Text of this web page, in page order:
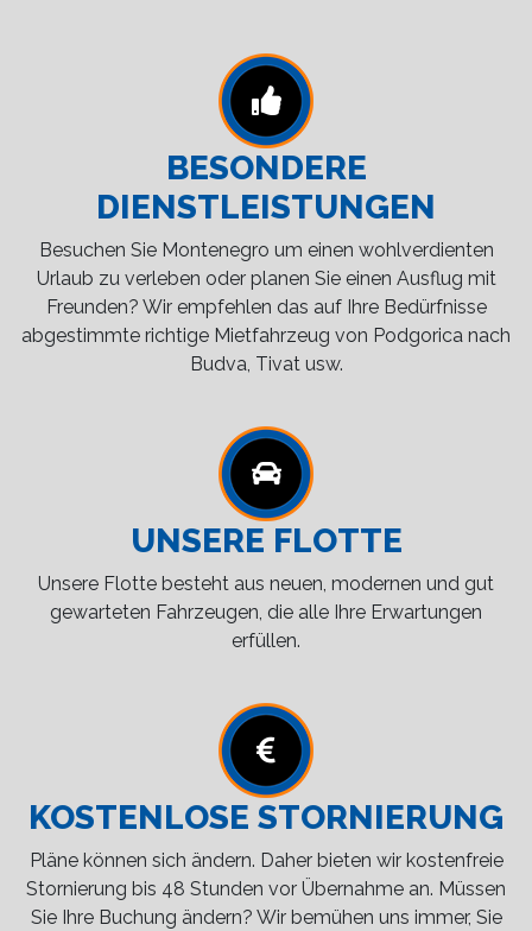
BESONDERE
DIENSTLEISTUNGEN
Besuchen Sie Montenegro um einen wohlverdienten
Urlaub zu verleben oder planen Sie einen Ausflug mit
Freunden? Wir empfehlen das auf Ihre Bedürfnisse
abgestimmte richtige Mietfahrzeug von Podgorica nach
Budva, Tivat usw.
UNSERE FLOTTE
Unsere Flotte besteht aus neuen, modernen und gut
gewarteten Fahrzeugen, die alle Ihre Erwartungen
erfüllen.
KOSTENLOSE STORNIERUNG
Pläne können sich ändern. Daher bieten wir kostenfreie
Stornierung bis 48 Stunden vor Übernahme an. Müssen
Sie Ihre Buchung ändern? Wir bemühen uns immer, Sie